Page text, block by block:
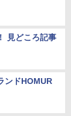
見どころ記事
ンドHOMUR